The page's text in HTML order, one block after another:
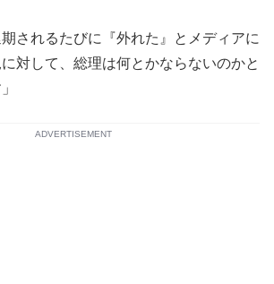
期されるたびに『外れた』とメディアに
対して、総理は何とかならないのかと
ADVERTISEMENT